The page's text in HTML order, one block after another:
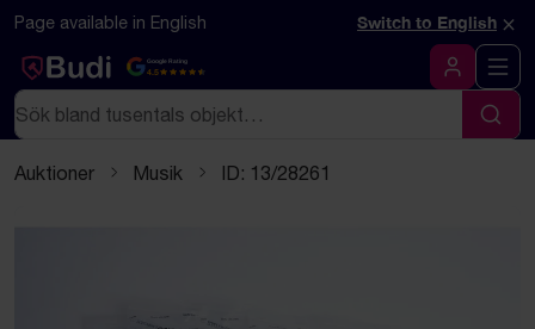
Hoppa till innehåll
Textbaserad (markdown) version av denna sida
Page available in English Switch to English ×
Google Rating
4.5
Logga in
Sök
Sök
Auktioner Musik ID: 13/28261